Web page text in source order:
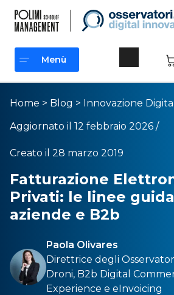
Menù
Menù
Home > Blog > Innovazione
Aggiornato il 12 febbraio 2026 /
Creato il 28 marzo 2019
Fatturazione
Privati: le linee
aziende e B2b
Paola Olivares
Direttrice degli
Droni, B2b Digital
Experience e eInvoicing